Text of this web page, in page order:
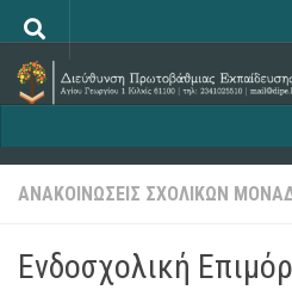
Skip to content
ΑΝΑΚΟΙΝΏΣΕΙΣ ΣΧΟΛΙΚΏΝ
Ενδοσχολική